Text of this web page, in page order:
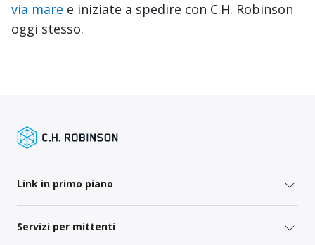
via mare e iniziate a spedire con C.H. Robinson
oggi stesso.
Link in primo piano
Servizi per mittenti